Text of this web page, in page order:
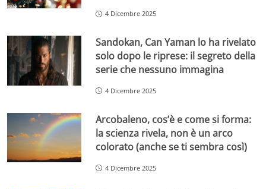
4 Dicembre 2025
Sandokan, Can Yaman lo ha rivelato
solo dopo le riprese: il segreto della
serie che nessuno immagina
4 Dicembre 2025
Arcobaleno, cos’è e come si forma:
la scienza rivela, non è un arco
colorato (anche se ti sembra così)
4 Dicembre 2025